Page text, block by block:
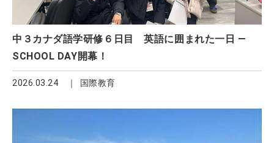
中３カナダ語学研修６日目 英語に囲まれた一日 ―
SCHOOL DAY開幕！
2026.03.24 国際教育